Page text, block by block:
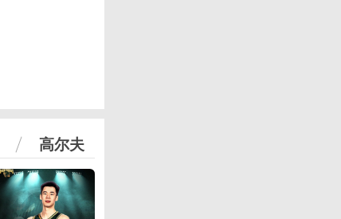
高尔夫